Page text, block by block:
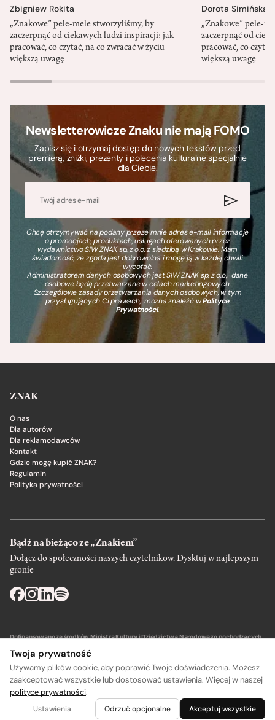
Zbigniew Rokita
„Znakowe” pele-mele stworzyliśmy, by
zaczerpnąć od ciekawych ludzi inspiracji: jak
pracować, co czytać, na co zwracać w życiu
większą uwagę
Dorota Simińska
„Znakowe” pele-
zaczerpnąć od
pracować, co
większą uwagę
Newsletterowicze Znaku nie mają FOMO
Zapisz się i otrzymaj dostęp do nowych tekstów przed
premierą, zniżki, prezenty i polecenia kulturalne specjalnie
dla Ciebie.
Chcę otrzymywać na podany przeze mnie adres e-mail informacje
o promocjach, produktach, usługach oferowanych przez
wydawnictwo SIW ZNAK sp. z o.o. z siedzibą w Krakowie. Mam
świadomość, że zgoda jest dobrowolna i mogę ją w każdej chwili
wycofać.
Administratorem danych osobowych jest SIW ZNAK sp. z o.o., dane
osobowe będą przetwarzane w celach marketingowych.
Szczegółowe zasady przetwarzania danych osobowych, w tym
przysługujących Ci prawach, można znaleźć wPolityce
Prywatności.
ZNAK
O nas
Dla autorów
Dla reklamodawców
Kontakt
Gdzie mogę kupić ZNAK?
Regulamin
Polityka prywatności
Bądź na bieżąco ze „Znakiem”
Dołącz do społeczności naszych czytelnikow. Dysktuj w najlepszym
gronie
Dofinansowano ze środków Ministra Kultury i Dziedzictwa Narodowego pochodzących
Wydawca: SIW Znak w Krakowie
Twoja prywatność
Używamy plików cookie, aby poprawić Twoje doświadczenia. Możesz
zaakceptować wszystkie lub dostosować ustawienia. Więcej w naszej
polityce prywatności.
Ustawienia Odrzuć opcjonalne Akceptuj wszystkie